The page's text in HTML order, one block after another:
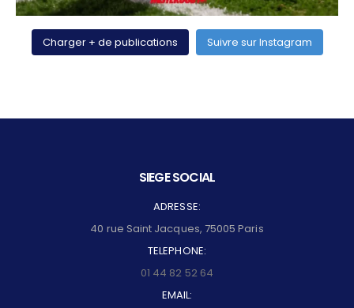
Charger + de publications Suivre sur Instagram
SIEGE SOCIAL
ADRESSE:
40 rue Saint Jacques, 75005 Paris
TELEPHONE:
01 44 82 52 64
EMAIL: